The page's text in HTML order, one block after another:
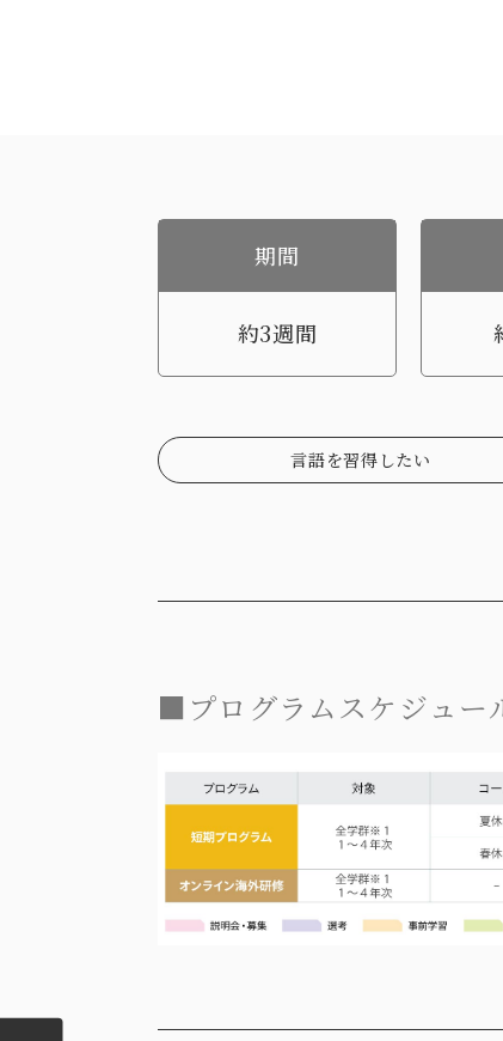
期間
約3週間
言語を習得したい
■プログラムスケジュー